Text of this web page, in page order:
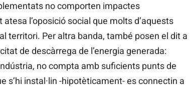
no comporten impactes
l’oposició social que molts d’aquests
territori. Per altra banda, també posen el dit a
de descàrrega de l’energia generada:
no compta amb suficients punts de
s’hi instal·lin -hipotèticament- es connectin a